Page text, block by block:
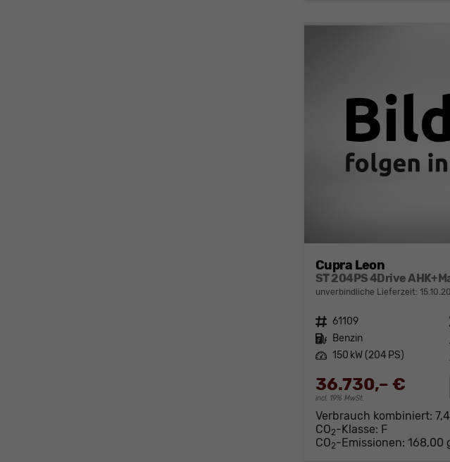
Cupra Leon
unverbindliche Lieferzeit:
Fahrzeugnr. 61109
Kraftstoff Benzin
Leistung 150 kW (204 PS)
36.730,– €
incl. 19% MwSt.
Verbrauch kombiniert:
CO2-Klasse: F
CO2-Emissionen: 168,00